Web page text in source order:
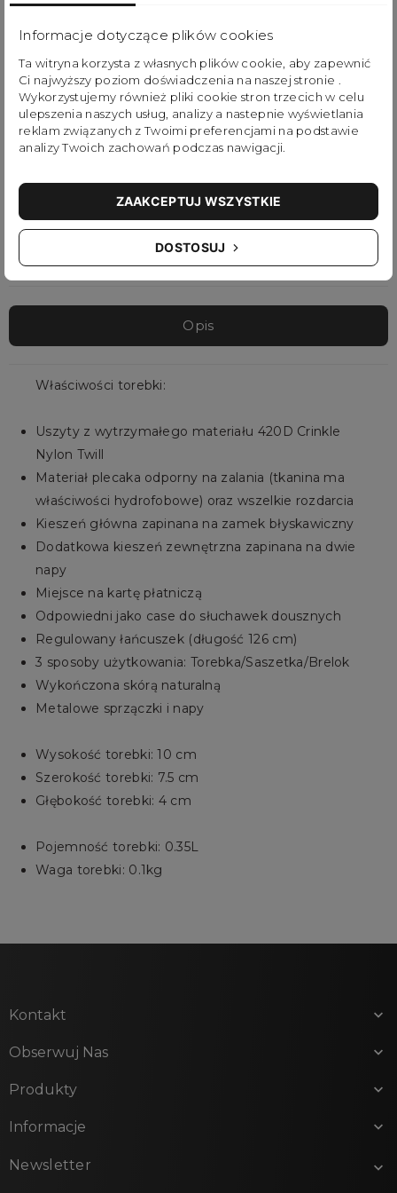
zewnętrzne materiałów. Petite idealnie
wkomponuje się jako funkcjonalny dodatek do
codziennej lub wieczorowej stylizacji.
Bawiąc się brązowymi i niebieskimi tkaninami, seria
Ziemi, dodając poczucie ulicznego stylu. Wraz z
najpotrzebniejszymi gadżetami możesz teraz
eksplorować najbardziej ukryte zakątki miasta.
Opis
Właściwości torebki:
Uszyty z wytrzymałego materiału 420D Crinkle
Nylon Twill
Materiał plecaka odporny na zalania (tkanina ma
właściwości hydrofobowe) oraz wszelkie rozdarcia
Kieszeń główna zapinana na zamek błyskawiczny
Dodatkowa kieszeń zewnętrzna zapinana na dwie
napy
Miejsce na kartę płatniczą
Odpowiedni jako case do słuchawek dousznych
Regulowany łańcuszek (długość 126 cm)
3 sposoby użytkowania: Torebka/Saszetka/Brelok
Wykończona skórą naturalną
Metalowe sprzączki i napy
Wysokość torebki: 10 cm
Szerokość torebki: 7.5 cm
Głębokość torebki: 4 cm
Pojemność torebki: 0.35L
Waga torebki: 0.1kg
Kontakt 
Obserwuj Nas 
Produkty 
Informacje 
Newsletter 
Informacje dotyczące plików cookies
Ta witryna korzysta z własnych plików cookie, aby zapewnić
Ci najwyższy poziom doświadczenia na naszej stronie .
Wykorzystujemy również pliki cookie stron trzecich w celu
ulepszenia naszych usług, analizy a nastepnie wyświetlania
reklam związanych z Twoimi preferencjami na podstawie
analizy Twoich zachowań podczas nawigacji.
DOSTOSUJ
ZAAKCEPTUJ WSZYSTKIE